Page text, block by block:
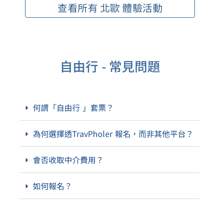
查看所有 北歐 體驗活動
自由行 - 常見問題
何謂「自由行 」套票？
為何選擇透TravPholer 報名，而非其他平台？
會否收取中介費用？
如何報名？